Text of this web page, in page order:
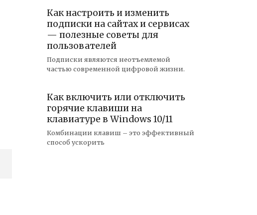
Как настроить и изменить
подписки на сайтах и сервисах
— полезные советы для
пользователей
Подписки являются неотъемлемой
частью современной цифровой жизни.
Как включить или отключить
горячие клавиши на
клавиатуре в Windows 10/11
Комбинации клавиш – это эффективный
способ ускорить